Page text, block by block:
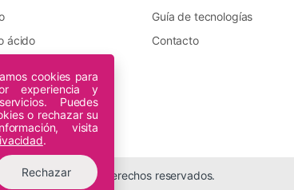
ácido
Guía de tecnologías
Contacto
Digital - Todos los derechos reservados.
cookies para
experiencia y
Puedes
o rechazar su
visita
.
Rechazar